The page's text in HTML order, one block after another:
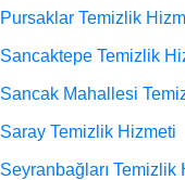
Pursaklar Temizlik
Sancaktepe Temizlik
Sancak Mahallesi
Saray Temizlik Hizmeti
Seyranbağları Temizlik